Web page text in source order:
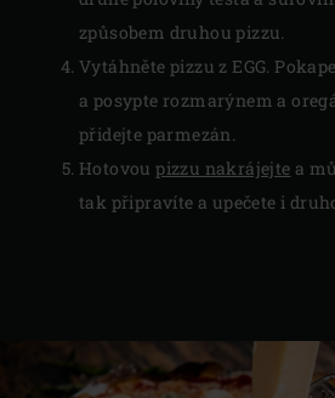
způsobem druhou pizzu.
Vytáhněte pizzu z EGG.
a posypte rozmarýnem a
přidejte parmezán.
Hotovou pizzu nakrájejte a
tak připravíte a upečete i